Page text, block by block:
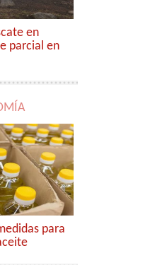
en
parcial en
para